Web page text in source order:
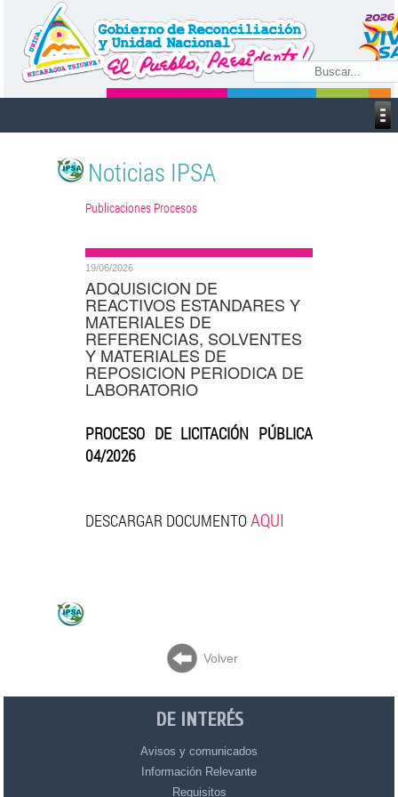
Noticias IPSA
Publicaciones Procesos
19/06/2026
ADQUISICION DE
REACTIVOS ESTANDARES Y
MATERIALES DE
REFERENCIAS, SOLVENTES
Y MATERIALES DE
REPOSICION PERIODICA DE
LABORATORIO
PROCESO DE LICITACIÓN PÚBLICA
04/2026
DESCARGAR DOCUMENTOAQUI
Volver
DE INTERÉS
Avisos y comunicados
Información Relevante
Requisitos